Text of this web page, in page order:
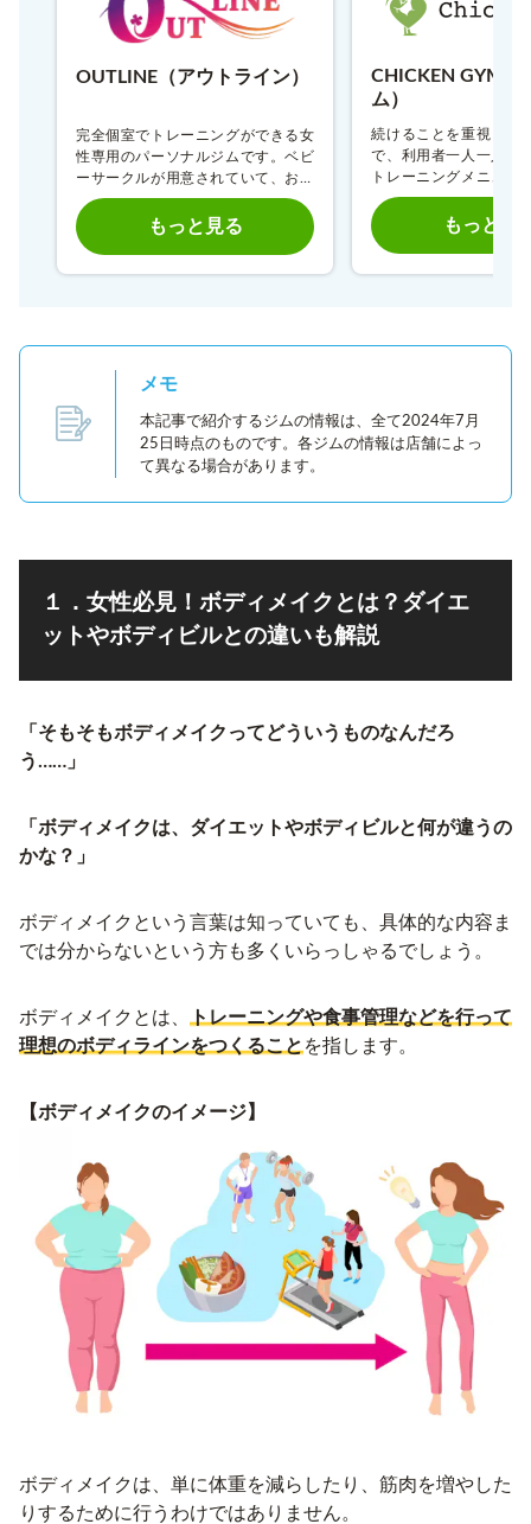
OUTLINE（アウトライン）
完全個室でトレーニングができる女
性専用のパーソナルジムです。ベビ
ーサークルが用意されていて、お子
さま同伴で通うことができます。リ
バウンドを防止したい方は、生涯ア
フターフォローが付いているコース
もっと見る
CHICKEN GYM（
ム）
続けることを重視して
で、利用者一人一人の
トレーニングメニュー
れます。家族や友人な
レーニングを受ける
す。またウェアやシュ
もっと見
メモ
本記事で紹介するジムの情報は、全て2024年7月
25日時点のものです。各ジムの情報は店舗によっ
て異なる場合があります。
１．女性必見！ボディメイクとは？ダイエ
ットやボディビルとの違いも解説
「そもそもボディメイクってどういうものなんだろ
う……」
「ボディメイクは、ダイエットやボディビルと何が違うの
かな？」
ボディメイクという言葉は知っていても、具体的な内容ま
では分からないという方も多くいらっしゃるでしょう。
ボディメイクとは、 トレーニングや食事管理などを行って
理想のボディラインをつくることを指します。
【ボディメイクのイメージ】
ボディメイクは、単に体重を減らしたり、筋肉を増やした
りするために行うわけではありません。